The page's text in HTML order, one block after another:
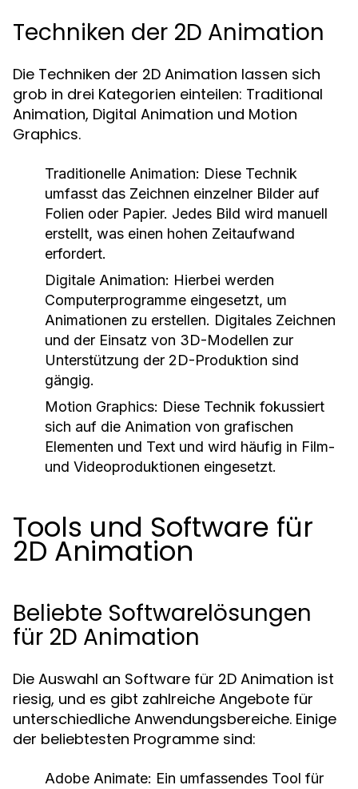
Techniken der 2D Animation
Die Techniken der 2D Animation lassen sich
grob in drei Kategorien einteilen: Traditional
Animation, Digital Animation und Motion
Graphics.
Traditionelle Animation: Diese Technik
umfasst das Zeichnen einzelner Bilder auf
Folien oder Papier. Jedes Bild wird manuell
erstellt, was einen hohen Zeitaufwand
erfordert.
Digitale Animation: Hierbei werden
Computerprogramme eingesetzt, um
Animationen zu erstellen. Digitales Zeichnen
und der Einsatz von 3D-Modellen zur
Unterstützung der 2D-Produktion sind
gängig.
Motion Graphics: Diese Technik fokussiert
sich auf die Animation von grafischen
Elementen und Text und wird häufig in Film-
und Videoproduktionen eingesetzt.
Tools und Software für
2D Animation
Beliebte Softwarelösungen
für 2D Animation
Die Auswahl an Software für 2D Animation ist
riesig, und es gibt zahlreiche Angebote für
unterschiedliche Anwendungsbereiche. Einige
der beliebtesten Programme sind:
Adobe Animate: Ein umfassendes Tool für